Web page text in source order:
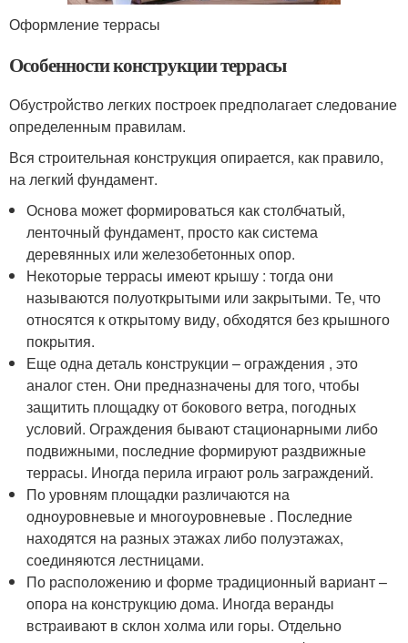
Оформление террасы
Особенности конструкции террасы
Обустройство легких построек предполагает следование
определенным правилам.
Вся строительная конструкция опирается, как правило,
на легкий фундамент.
Основа может формироваться как столбчатый,
ленточный фундамент, просто как система
деревянных или железобетонных опор.
Некоторые террасы имеют крышу : тогда они
называются полуоткрытыми или закрытыми. Те, что
относятся к открытому виду, обходятся без крышного
покрытия.
Еще одна деталь конструкции – ограждения , это
аналог стен. Они предназначены для того, чтобы
защитить площадку от бокового ветра, погодных
условий. Ограждения бывают стационарными либо
подвижными, последние формируют раздвижные
террасы. Иногда перила играют роль заграждений.
По уровням площадки различаются на
одноуровневые и многоуровневые . Последние
находятся на разных этажах либо полуэтажах,
соединяются лестницами.
По расположению и форме традиционный вариант –
опора на конструкцию дома. Иногда веранды
встраивают в склон холма или горы. Отдельно